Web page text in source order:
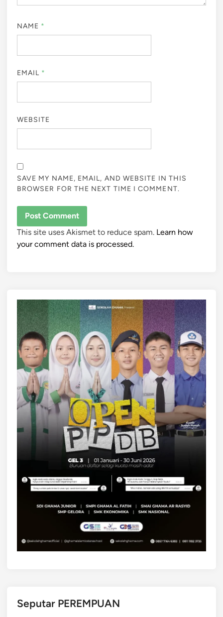
NAME *
EMAIL *
WEBSITE
SAVE MY NAME, EMAIL, AND WEBSITE IN THIS
BROWSER FOR THE NEXT TIME I COMMENT.
This site uses Akismet to reduce spam. Learn how
your comment data is processed.
Seputar PEREMPUAN